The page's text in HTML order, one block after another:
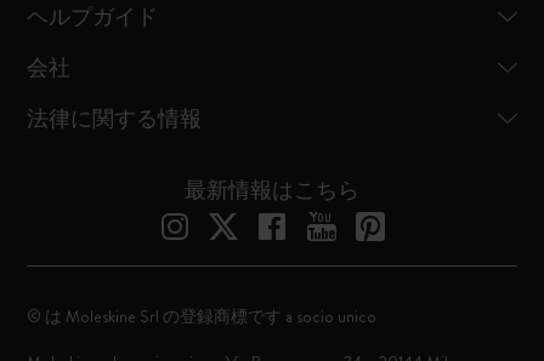
ヘルプガイド
会社
法律に関する情報
最新情報はこちら
© は Moleskine Srl の登録商標です a socio unico